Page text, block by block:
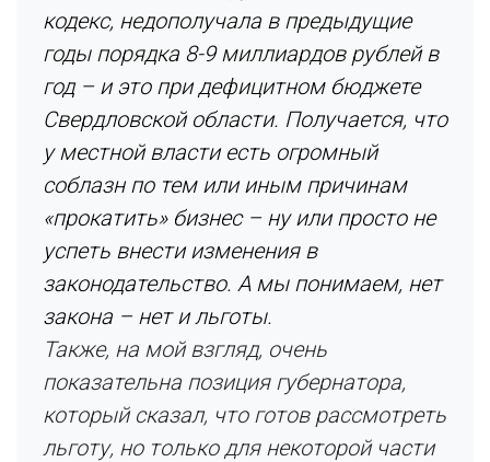
кодекс, недополучала в предыдущие
годы порядка 8-9 миллиардов рублей в
год – и это при дефицитном бюджете
Свердловской области. Получается, что
у местной власти есть огромный
соблазн по тем или иным причинам
«прокатить» бизнес – ну или просто не
успеть внести изменения в
законодательство. А мы понимаем, нет
закона – нет и льготы.
Также, на мой взгляд, очень
показательна позиция губернатора,
который сказал, что готов рассмотреть
льготу, но только для некоторой части